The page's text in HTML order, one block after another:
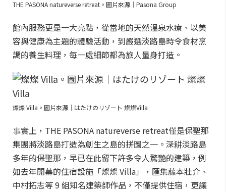
THE PASONA natureverse retreat。圖片來源｜Pasona Group
館內服務更是一大亮點，從當地的天然溫泉水療、以美
容與健康為主題的體驗活動，到嚴選淡路島時令食材烹
調的養生料理，每一處細節都為旅人量身打造。
燦燦 Villa。圖片來源｜はたけのリゾート 燦燦Villa
事實上，THE PASONA natureverse retreat僅是保聖那
集團將淡路島打造為創生之島的拼圖之一。深耕淡路島
多年的保聖那，早已在此留下許多令人驚艷的建築，例
如去年開幕的住宿設施「燦燦 Villa」，匯集藤本壯介、
中村拓志等 9 組知名建築師作品，不僅提供住宿，更讓